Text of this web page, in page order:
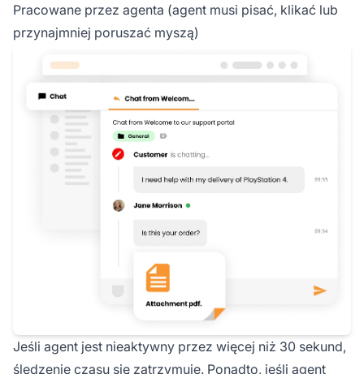
Pracowane przez agenta (agent musi pisać, klikać lub
przynajmniej poruszać myszą)
Jeśli agent jest nieaktywny przez więcej niż 30 sekund,
śledzenie czasu się zatrzymuje. Ponadto, jeśli agent